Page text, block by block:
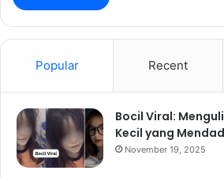
Popular Recent
Bocil Viral:
Kecil yang
November 19, 2025